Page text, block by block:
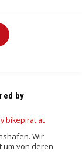
by
Wir
um von deren